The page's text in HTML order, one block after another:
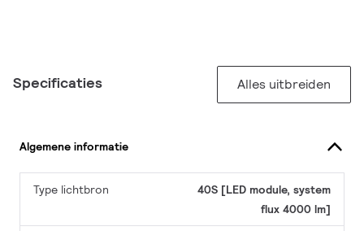
Specificaties Alles uitbreiden
Algemene informatie
Type lichtbron
40S [LED module, system
flux 4000 lm]